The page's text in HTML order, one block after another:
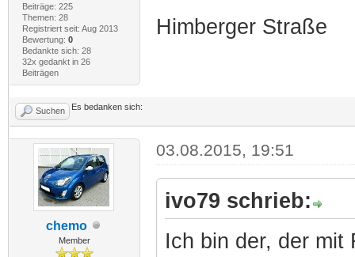
Beiträge: 225
Themen: 28
Registriert seit: Aug 2013
Bewertung: 0
Bedankte sich: 28
32x gedankt in 26
Beiträgen
Himberger Straße
Suchen Es bedanken sich:
chemo
Member
03.08.2015, 19:51
ivo79 schrieb:
Ich bin der, der mit